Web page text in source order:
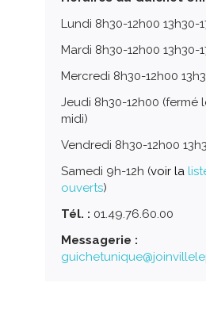
Lundi 8h30-12h00 13h30-
Mardi 8h30-12h00 13h30-
Mercredi 8h30-12h00
Jeudi 8h30-12h00 (fermé
midi)
Vendredi 8h30-12h00
Samedi 9h-12h (voir la
ouverts)
Tél. : 01.49.76.60.00
Messagerie :